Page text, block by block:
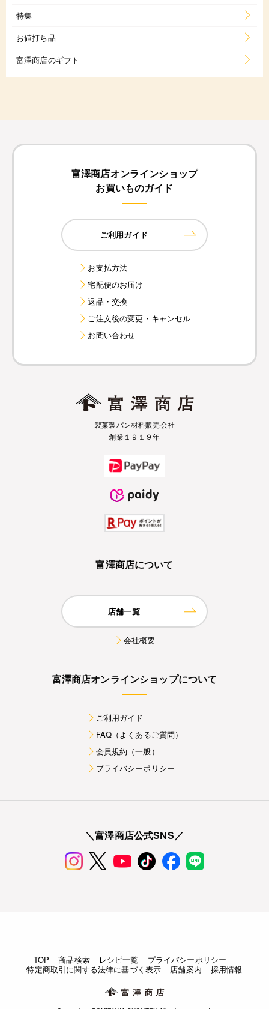
特集
お値打ち品
富澤商店のギフト
富澤商店オンラインショップ
お買いものガイド
ご利用ガイド
お支払方法
宅配便のお届け
返品・交換
ご注文後の変更・キャンセル
お問い合わせ
製菓製パン材料販売会社
創業１９１９年
富澤商店について
店舗一覧
会社概要
富澤商店オンラインショップについて
ご利用ガイド
FAQ（よくあるご質問）
会員規約（一般）
プライバシーポリシー
＼富澤商店公式SNS／
TOP 商品検索 レシピ一覧
プライバシーポリシー
特定商取引に関する法律に基づく表示
店舗案内 採用情報